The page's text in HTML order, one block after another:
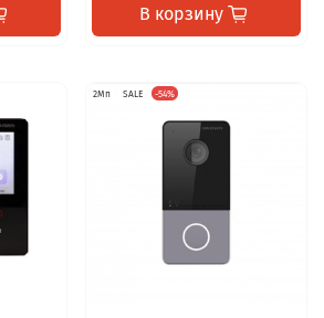
В корзину
2Мп SALE -54%